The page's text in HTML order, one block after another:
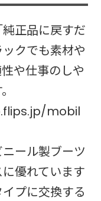
正品に戻すだ
クでも素材や
や仕事のしや
mobil
ール製ブーツ
優れています
プに交換する